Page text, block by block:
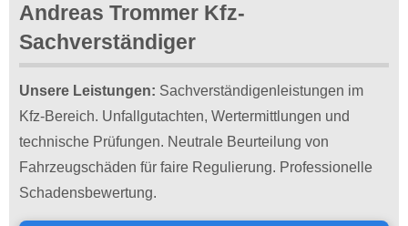
Andreas Trommer Kfz-
Sachverständiger
Unsere Leistungen: Sachverständigenleistungen im
Kfz-Bereich. Unfallgutachten, Wertermittlungen und
technische Prüfungen. Neutrale Beurteilung von
Fahrzeugschäden für faire Regulierung. Professionelle
Schadensbewertung.